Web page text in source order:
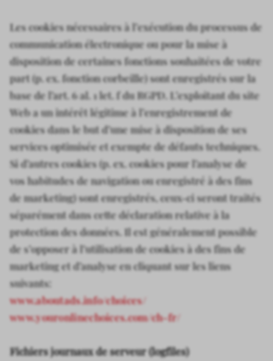
Les cookies nécessaires à l’exécution du processus de
communication électronique ou pour la mise à
disposition de certaines fonctions souhaitées de votre
part (p. ex. fonction corbeille) sont enregistrés sur la
base de l’art. 6 al. 1 let. f du RGPD. L’exploitant du site
Web a un intérêt légitime à l’enregistrement de
cookies dans le but d’une mise à disposition de ses
services optimisée et exempte de défauts techniques.
Si d’autres cookies (p. ex. cookies pour l’analyse de
vos habitudes de navigation ou enregistré à des fins
de marketing) sont enregistrés, ceux-ci seront traités
séparément dans cette déclaration relative à la
protection des données. Il est généralement possible
de s’opposer à l’utilisation de cookies à des fins de
marketing et d’analyse en cliquant sur les liens
suivants:
www.aboutads.info/choices/
www.youronlinechoices.com/ch-fr/
Fichiers journaux de serveur (logfiles)